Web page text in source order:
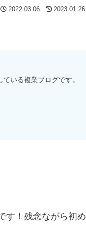
2022.03.06 2023.01.26
いる複業ブログです。
す！残念ながら初め